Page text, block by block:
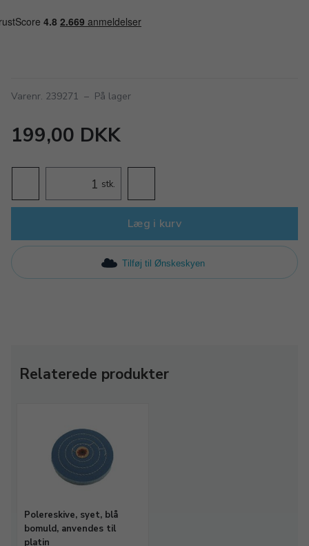
Varenr. 239271 – På lager
199,00 DKK
stk.
Læg i kurv
Tilføj til Ønskeskyen
Relaterede produkter
Polereskive, syet, blå
bomuld, anvendes til
platin